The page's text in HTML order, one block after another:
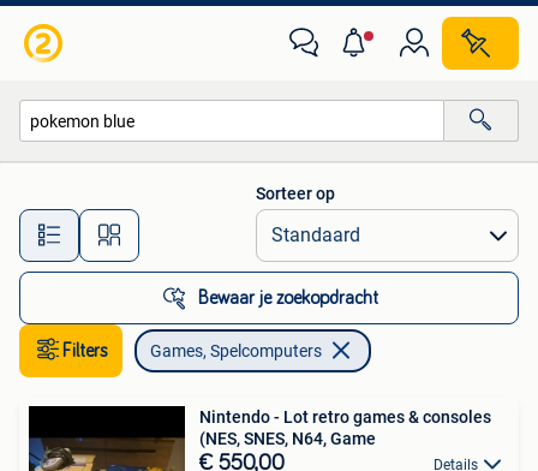
Alle afstanden…
Sorteer op
Bewaar je zoekopdracht
Filters Games, Spelcomputers
Nintendo - Lot retro games & consoles
(NES, SNES, N64, Game
€ 550,00 Details